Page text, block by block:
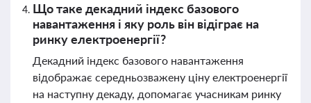
Що таке декадний індекс базового
навантаження і яку роль він відіграє на
ринку електроенергії?
Декадний індекс базового навантаження
відображає середньозважену ціну електроенергії
на наступну декаду, допомагає учасникам ринку